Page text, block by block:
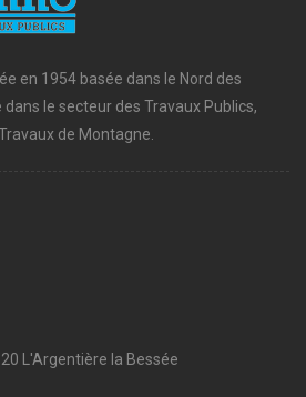
en 1954 basée dans le Nord des
le secteur des Travaux Publics,
de Montagne.
L'Argentière la Bessée